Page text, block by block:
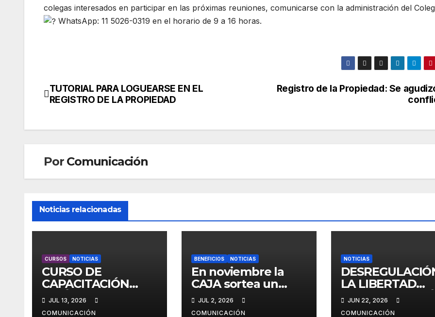
colegas interesados en participar en las próximas reuniones, comunicarse con la administración del
WhatsApp: 11 5026-0319 en el horario de 9 a 16 horas.
Navegación
entradas
Registro de la Propiedad: Se
TUTORIAL PARA LOGUEARSE EN EL
REGISTRO DE LA PROPIEDAD
Por Comunicación
Noticias relacionadas
CURSOS NOTICIAS
CURSO DE
CAPACITACIÓN
JURÍDICA CON
MARIANO ESPER
JUL 13, 2026
COMUNICACIÓN
BENEFICIOS NOTICIAS
En noviembre la
CAJA sortea un
0km entre los
afiliados
JUL 2, 2026
COMUNICACIÓN
NOTICIAS
LA LIBERTAD
AVANZA RETIRÓ
PROYECTO DE
JUN 22, 2026
COMUNICACIÓN